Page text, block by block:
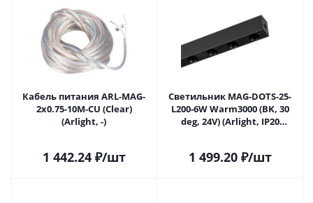
Кабель питания ARL-MAG-
2x0.75-10M-CU (Clear)
(Arlight, -)
1 442.24₽/шт
Светильник MAG-DOTS-25-
L200-6W Warm3000 (BK, 30
deg, 24V) (Arlight, IP20
1 499.20₽/шт